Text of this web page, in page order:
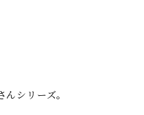
シリーズ。